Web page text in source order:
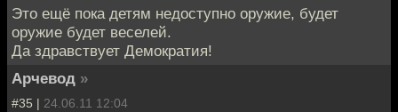
Это ещё пока детям недоступно оружие, будет
оружие будет веселей.
Да здравствует Демократия!
Арчевод »
#35 | 24.06.11 12:04